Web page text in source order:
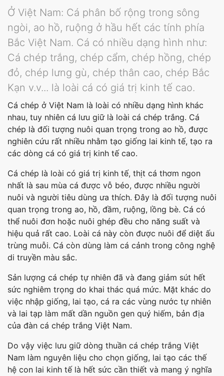
Ở Việt Nam: Cá phân bố rộng trong sông
ngòi, ao hồ, ruộng ở hầu hết các tính phía
Bắc Việt Nam. Cá có nhiều dạng hình như:
Cá chép trắng, chép cẩm, chép hồng, chép
đỏ, chép lưng gù, chép thân cao, chép Bắc
Kạn v.v... là loài cá có giá trị kinh tế cao.
Cá chép ở Việt Nam là loài có nhiều dạng hình khác
nhau, tuy nhiên cá lưu giữ là loài cá chép trắng. Cá
chép là đối tượng nuôi quan trọng trong ao hồ, được
nghiên cứu rất nhiều nhằm tạo giống lai kinh tế, tạo ra
các dòng cá có giá trị kinh tế cao.
Cá chép là loài có giá trị kinh tế, thịt cá thơm ngon
nhất là sau mùa cá được vỗ béo, được nhiều người
nuôi và người tiêu dùng ưa thích. Đây là đối tượng nuôi
quan trọng trong ao, hồ, đầm, ruộng, lồng bè. Cá có
thể nuôi đơn hoặc nuôi ghép đều cho năng suất và
hiệu quả rất cao. Loài cá này còn được nuôi để diệt ấu
trùng muỗi. Cá còn dùng làm cá cảnh trong công nghệ
di truyền màu sắc.
Sản lượng cá chép tự nhiên đã và đang giảm sút hết
sức nghiêm trọng do khai thác quá mức. Mặt khác do
việc nhập giống, lai tạo, cá ra các vùng nước tự nhiên
và lai tạp làm mất dần nguồn gen quý hiếm, bản địa
của đàn cá chép trắng Việt Nam.
Do vậy việc lưu giữ dòng thuần cá chép trắng Việt
Nam làm nguyên liệu cho chọn giống, lai tạo các thế
hệ con lai kinh tế là hết sức cần thiết và mang ý nghĩa